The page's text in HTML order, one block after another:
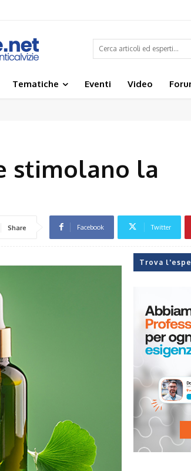
Tematiche Eventi Video
stimolano la
Share Facebook Twitter
Trova